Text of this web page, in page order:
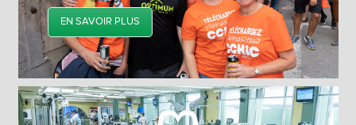
EN SAVOIR PLUS